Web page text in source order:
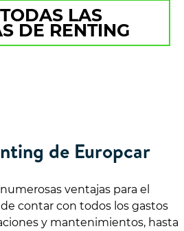
LAS
DE RENTING
de Europcar
ventajas para el
contar con todos los gastos
y mantenimientos, hasta